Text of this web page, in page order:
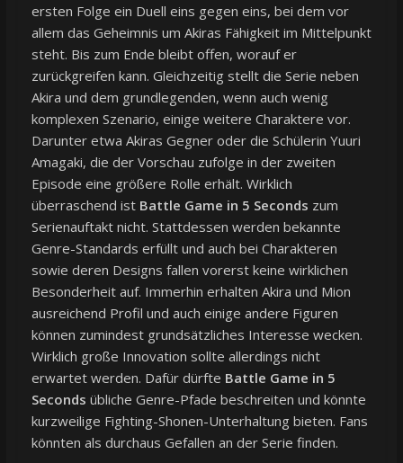
ersten Folge ein Duell eins gegen eins, bei dem vor
allem das Geheimnis um Akiras Fähigkeit im Mittelpunkt
steht. Bis zum Ende bleibt offen, worauf er
zurückgreifen kann. Gleichzeitig stellt die Serie neben
Akira und dem grundlegenden, wenn auch wenig
komplexen Szenario, einige weitere Charaktere vor.
Darunter etwa Akiras Gegner oder die Schülerin Yuuri
Amagaki, die der Vorschau zufolge in der zweiten
Episode eine größere Rolle erhält. Wirklich
überraschend ist Battle Game in 5 Seconds zum
Serienauftakt nicht. Stattdessen werden bekannte
Genre-Standards erfüllt und auch bei Charakteren
sowie deren Designs fallen vorerst keine wirklichen
Besonderheit auf. Immerhin erhalten Akira und Mion
ausreichend Profil und auch einige andere Figuren
können zumindest grundsätzliches Interesse wecken.
Wirklich große Innovation sollte allerdings nicht
erwartet werden. Dafür dürfte Battle Game in 5
Seconds übliche Genre-Pfade beschreiten und könnte
kurzweilige Fighting-Shonen-Unterhaltung bieten. Fans
könnten als durchaus Gefallen an der Serie finden.